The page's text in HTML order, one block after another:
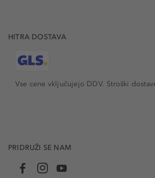
HITRA DOSTAVA
Vse cene vključujejo DDV. Stroški
PRIDRUŽI SE NAM